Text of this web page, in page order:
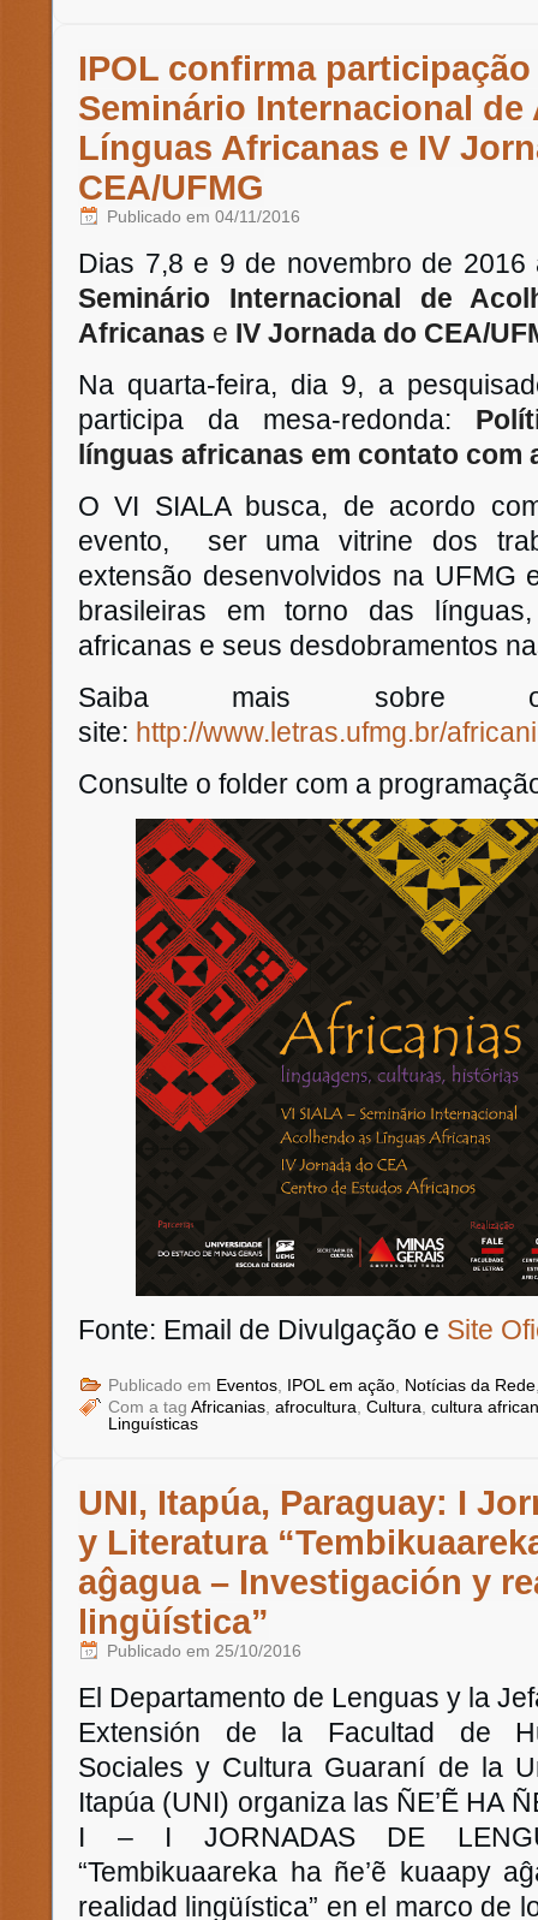
IPOL confirma participação
Seminário Internacional
Línguas Africanas e IV
CEA/UFMG
Publicado em 04/11/2016
Dias 7,8 e 9 de novembro de 2016
Seminário Internacional de
Africanas e IV Jornada do CEA/
Na quarta-feira, dia 9, a
participa da mesa-redonda:
línguas africanas em contato com
O VI SIALA busca, de acordo
evento, ser uma vitrine dos
extensão desenvolvidos na UFMG
brasileiras em torno das
africanas e seus desdobramentos
Saiba mais sobre
site: http://www.letras.ufmg.br/
Consulte o folder com a
Fonte: Email de Divulgação e Site
Publicado em Eventos IPOL em ação Notícias da Rede
Com a tag Africanias afrocultura Cultura cultura
Linguísticas
UNI, Itapúa, Paraguay: I
y Literatura
aĝagua – Investigación y
lingüística”
Publicado em 25/10/2016
El Departamento de Lenguas y la
Extensión de la Facultad de
Sociales y Cultura Guaraní de la
Itapúa (UNI) organiza las ÑE’Ẽ HA
I – I JORNADAS DE
“Tembikuaareka ha ñe’ẽ kuaapy
realidad lingüística” en el marco de